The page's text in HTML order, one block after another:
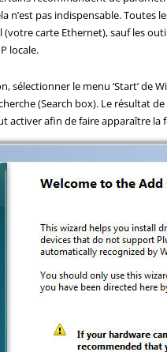
n’est pas indispensable. Toutes
carte Ethernet), sauf les
locale.
sélectionner le menu ‘Start’ de
(Search box). Le résultat
activer afin de faire apparaître la